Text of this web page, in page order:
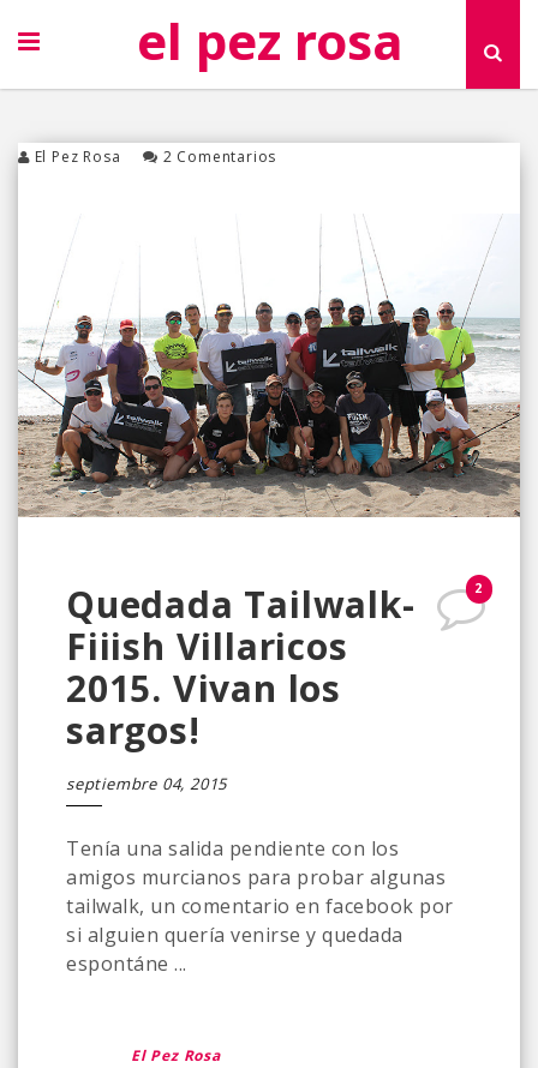
el pez rosa
El Pez Rosa 2 Comentarios
2
Quedada Tailwalk-
Fiiish Villaricos
2015. Vivan los
sargos!
septiembre 04, 2015
Tenía una salida pendiente con los
amigos murcianos para probar algunas
tailwalk, un comentario en facebook por
si alguien quería venirse y quedada
espontáne ...
El Pez Rosa